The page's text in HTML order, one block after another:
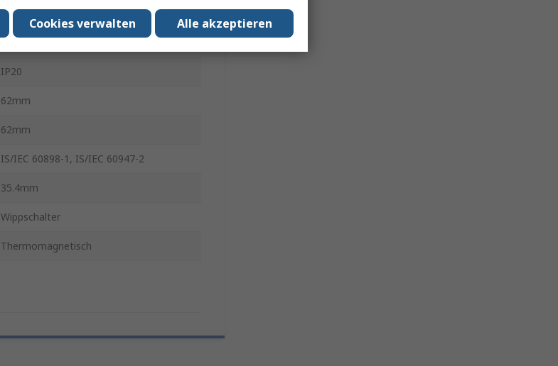
DHMZ
IP20
62mm
62mm
IS/IEC 60898-1, IS/IEC 60947-2
35.4mm
Wippschalter
Thermomagnetisch
Alle akzeptieren
Cookies verwalten